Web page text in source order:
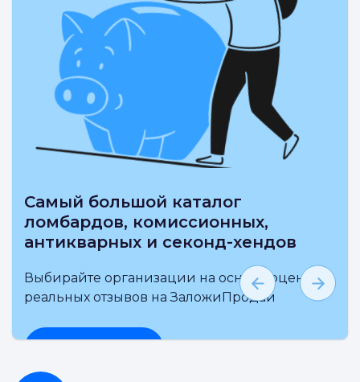
Самый большой каталог
ломбардов, комиссионных,
антикварных и секонд-хендов
Выбирайте организации на основе оценки и
реальных отзывов на ЗаложиПродай